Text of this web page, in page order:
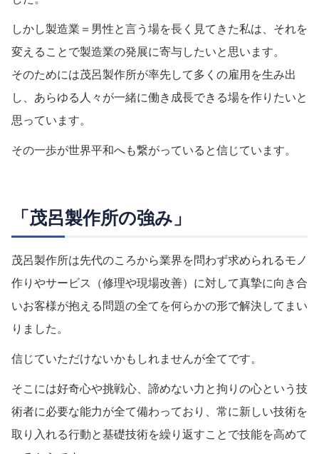
しかし製造業＝男性と言う場を長く見てきた私は、それを
変えることで製造業の発展に寄与したいと思います。
そのためには茂呂製作所が率先して多くの雇用を生み出
し、あらゆる人々が一緒に働き成長できる場を作りたいと
思っています。
その一歩が世界平和へも繋がっていると信じています。
「茂呂製作所の強み」
茂呂製作所は先代のころから業界を問わず求められるモノ
作りやサービス（修理や現場改善）に対して真摯に向き合
いお客様が抱える問題の全てを何らかの形で解決してまい
りました。
信じていただけないかもしれませんが全てです。
そこには好奇心や挑戦心、諦めない力と拘りの心という技
術者に必要な能力が全て備わっており、常に新しい技術を
取り入れる行動と基礎技術を繰り返すことで技能を高めて